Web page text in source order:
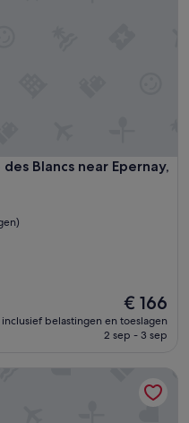
Blancs near Epernay,
near Epernay, the
De
prijs
is
€ 166
inclusief belastingen en toeslagen
2 sep - 3 sep
heart of the Champagne